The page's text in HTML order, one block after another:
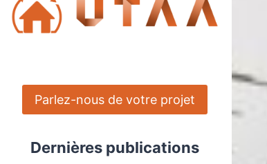
Parlez-nous de votre projet
Dernières publications